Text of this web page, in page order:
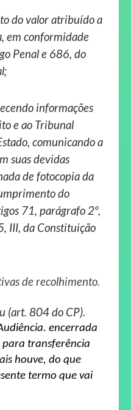
do valor atribuído a
em conformidade
Penal e 686, do
informações
e ao Tribunal
comunicando a
suas devidas
de fotocopia da
do
71, parágrafo 2º,
III, da Constituição
de recolhimento.
(art. 804 do CP).
. encerrada
para transferência
houve, do que
termo que vai